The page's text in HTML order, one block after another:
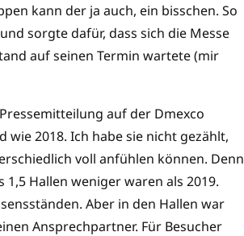
kann der ja auch, ein bisschen. So
sorgte dafür, dass sich die Messe
auf seinen Termin wartete (mir
auf der Dmexco
wie 2018. Ich habe sie nicht gezählt,
voll anfühlen können. Denn
Hallen weniger waren als 2019.
Aber in den Hallen war
Ansprechpartner. Für Besucher